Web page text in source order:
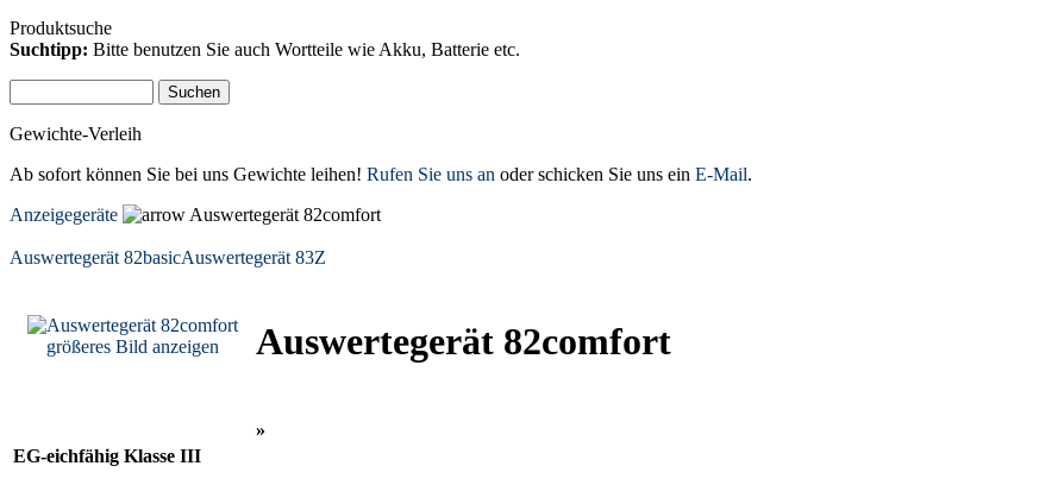
Produktsuche
Suchtipp: Bitte benutzen Sie auch Wortteile wie Akku, Batterie etc.
Gewichte-Verleih
Ab sofort können Sie bei uns Gewichte leihen! Rufen Sie uns an oder schicken Sie uns ein E-Mail.
Anzeigegeräte
Auswertegerät 82comfort
Auswertegerät 82basicAuswertegerät 83Z
größeres Bild anzeigen Auswertegerät 82comfort
»
EG-eichfähig Klasse III